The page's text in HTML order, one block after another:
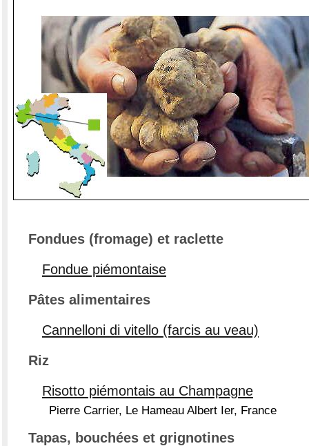
Fondues (fromage) et raclette
Fondue piémontaise
Pâtes alimentaires
Cannelloni di vitello (farcis au veau)
Riz
Risotto piémontais au Champagne
Pierre Carrier, Le Hameau Albert Ier, France
Tapas, bouchées et grignotines